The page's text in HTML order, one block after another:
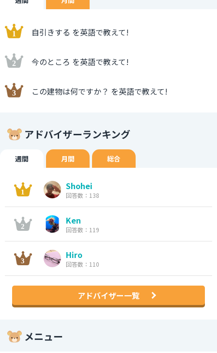
自引きする を英語で教えて!
今のところ を英語で教えて!
この建物は何ですか？ を英語で教えて!
アドバイザーランキング
週間 月間 総合
Shohei
回答数：138
Ken
回答数：119
Hiro
回答数：110
アドバイザー一覧
メニュー